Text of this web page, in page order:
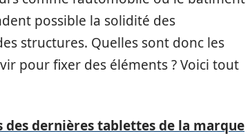
possible la solidité des
structures. Quelles sont donc les
pour fixer des éléments ? Voici tout
dernières tablettes de la marque